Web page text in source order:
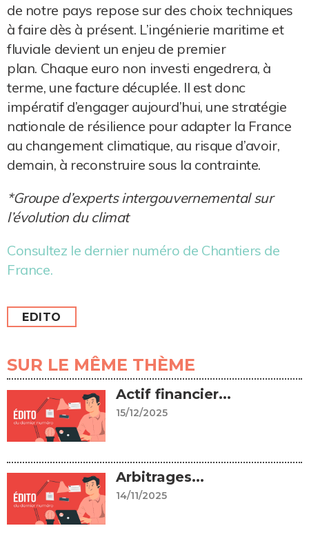
de notre pays repose sur des choix techniques
à faire dès à présent. L’ingénierie maritime et
fluviale devient un enjeu de premier
plan. Chaque euro non investi engedrera, à
terme, une facture décuplée. Il est donc
impératif d’engager aujourd’hui, une stratégie
nationale de résilience pour adapter la France
au changement climatique, au risque d’avoir,
demain, à reconstruire sous la contrainte.
*Groupe d’experts intergouvernemental sur
l’évolution du climat
Consultez le dernier numéro de Chantiers de
France.
EDITO
SUR LE MÊME THÈME
Actif financier...
15/12/2025
Arbitrages...
14/11/2025